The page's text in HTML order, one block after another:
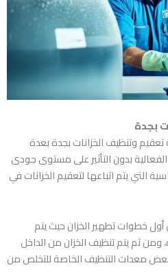
بجدة
وتنظيف الخزانات بجدةبعدة
بدون التأثير على مستوى جودى
التي يتم اتباعها لتعقيم الخزانات في
أول خطوات تطهير الخزان حيث يتم
ومن ثم يتم تنظيف الخزان من الداخل
معدات التنظيف الخاصة للتخلص من